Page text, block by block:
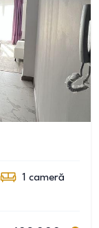
1 cameră